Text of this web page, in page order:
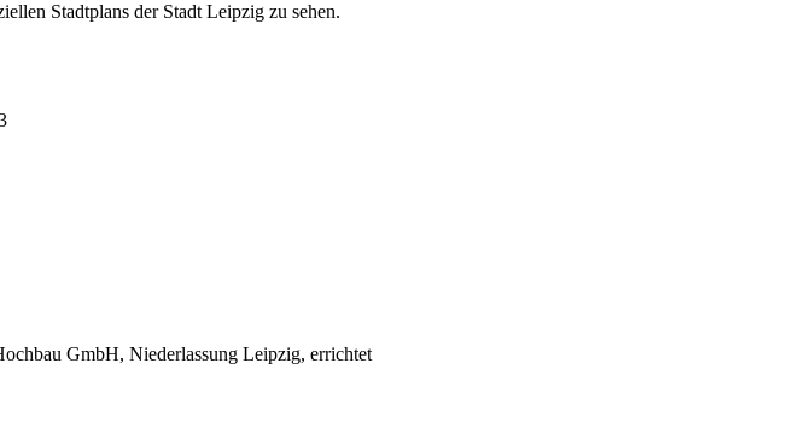
Stadtplans der Stadt Leipzig zu sehen.
GmbH, Niederlassung Leipzig, errichtet